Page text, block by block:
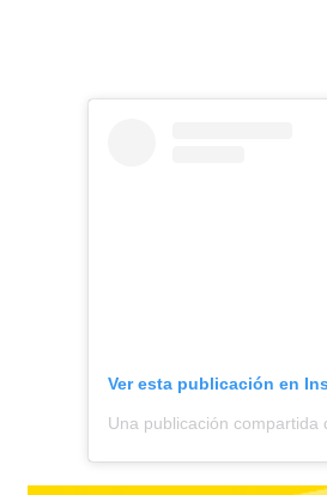
Ver esta publicación en
Una publicación